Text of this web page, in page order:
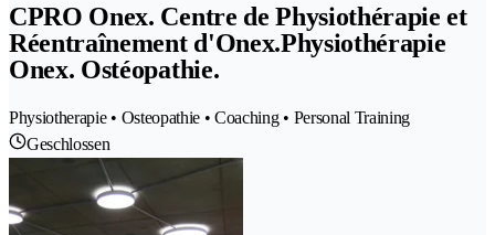
CPRO Onex. Centre de Physiothérapie et
Réentraînement d'Onex.Physiothérapie
Onex. Ostéopathie.
Physiotherapie • Osteopathie • Coaching • Personal Training
Geschlossen